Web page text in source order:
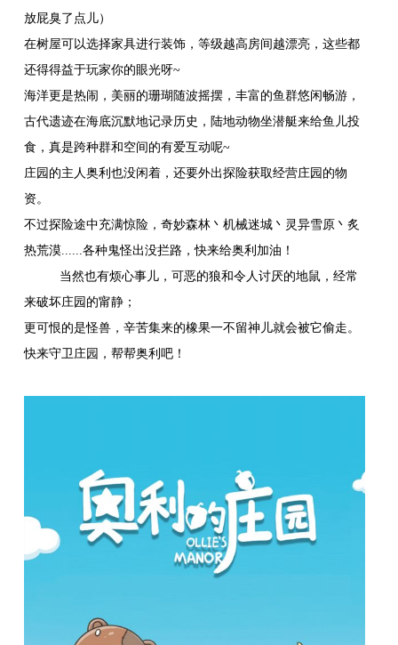
放屁臭了点儿）
在树屋可以选择家具进行装饰，等级越高房间越漂亮，这些都
还得得益于玩家你的眼光呀~
海洋更是热闹，美丽的珊瑚随波摇摆，丰富的鱼群悠闲畅游，
古代遗迹在海底沉默地记录历史，陆地动物坐潜艇来给鱼儿投
食，真是跨种群和空间的有爱互动呢~
庄园的主人奥利也没闲着，还要外出探险获取经营庄园的物
资。
不过探险途中充满惊险，奇妙森林丶机械迷城丶灵异雪原丶炙
热荒漠 ......各种鬼怪出没拦路，快来给奥利加油！
当然也有烦心事儿，可恶的狼和令人讨厌的地鼠，经常
来破坏庄园的甯静；
更可恨的是怪兽，辛苦集来的橡果一不留神儿就会被它偷走。
快来守卫庄园，帮帮奥利吧！